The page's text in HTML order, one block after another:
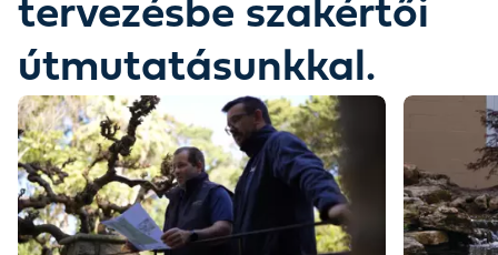
tervezésbe szakértői
útmutatásunkkal.